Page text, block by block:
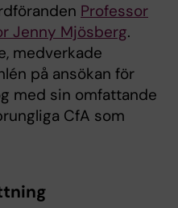
Professor
Jenny Mjösberg.
medverkade
på ansökan för
med sin omfattande
CfA som